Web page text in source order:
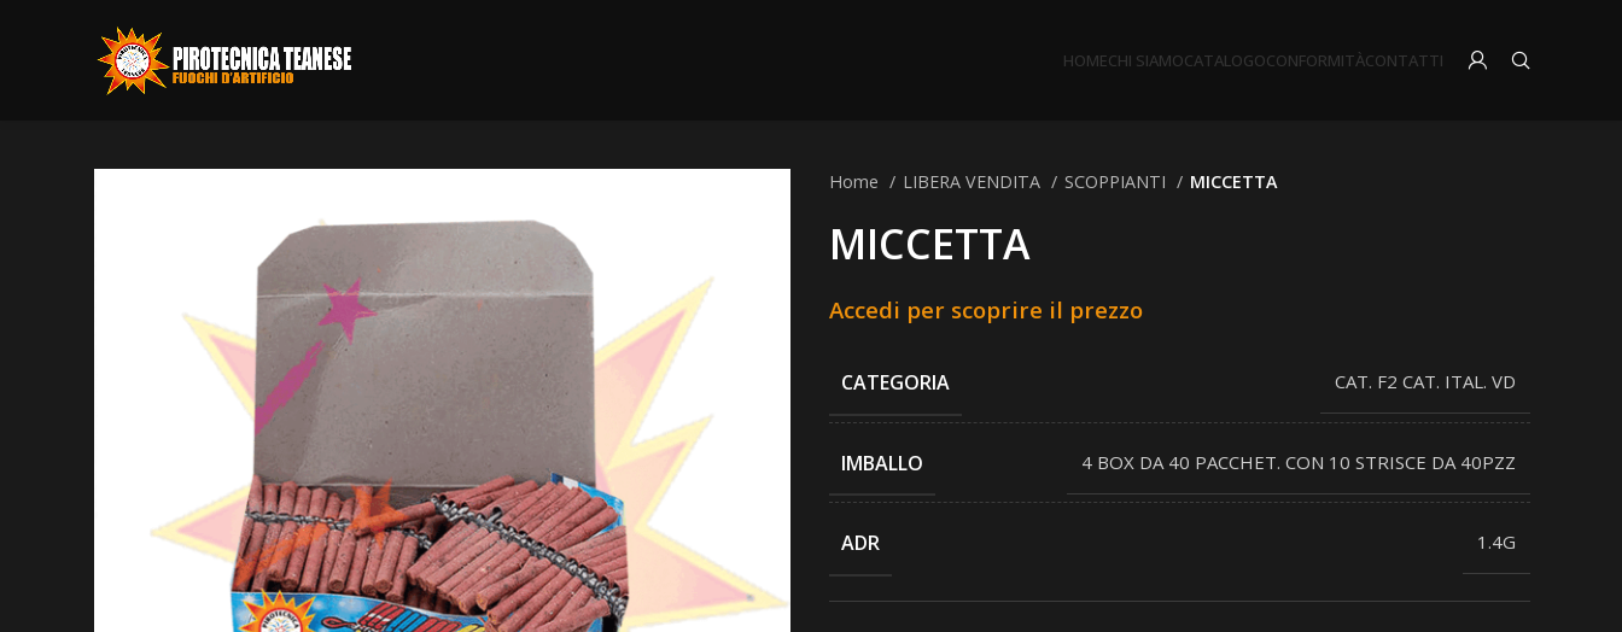
HOMECHI SIAMOCATALOGOCONFORMITÀCONTATTI
Home LIBERA VENDITA SCOPPIANTI MICCETTA
MICCETTA
Accedi per scoprire il prezzo
CATEGORIA CAT. F2 CAT. ITAL. VD
IMBALLO 4 BOX DA 40 PACCHET. CON 10 STRISCE DA 40PZZ
ADR 1.4G